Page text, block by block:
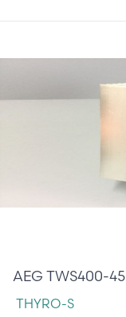
AEG TWS400-45
THYRO-S